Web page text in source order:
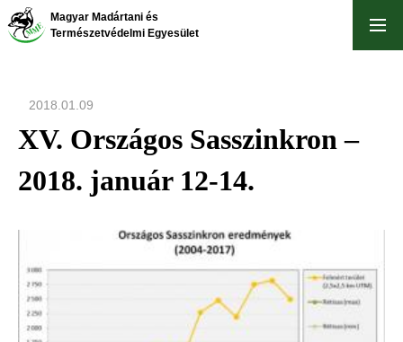
Ugrás
Magyar Madártani és
Természetvédelmi Egyesület
2018.01.09
XV. Országos Sasszinkron –
2018. január 12-14.